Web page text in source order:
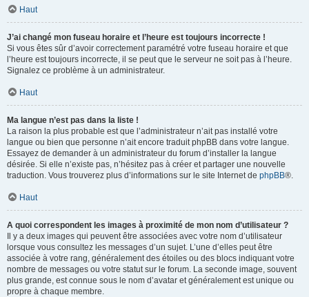
Haut
J’ai changé mon fuseau horaire et l’heure est toujours incorrecte !
Si vous êtes sûr d’avoir correctement paramétré votre fuseau horaire et que
l’heure est toujours incorrecte, il se peut que le serveur ne soit pas à l’heure.
Signalez ce problème à un administrateur.
Haut
Ma langue n’est pas dans la liste !
La raison la plus probable est que l’administrateur n’ait pas installé votre
langue ou bien que personne n’ait encore traduit phpBB dans votre langue.
Essayez de demander à un administrateur du forum d’installer la langue
désirée. Si elle n’existe pas, n’hésitez pas à créer et partager une nouvelle
traduction. Vous trouverez plus d’informations sur le site Internet de phpBB®.
Haut
A quoi correspondent les images à proximité de mon nom d’utilisateur ?
Il y a deux images qui peuvent être associées avec votre nom d’utilisateur
lorsque vous consultez les messages d’un sujet. L’une d’elles peut être
associée à votre rang, généralement des étoiles ou des blocs indiquant votre
nombre de messages ou votre statut sur le forum. La seconde image, souvent
plus grande, est connue sous le nom d’avatar et généralement est unique ou
propre à chaque membre.